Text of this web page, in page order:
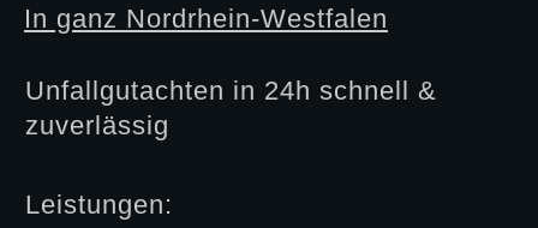
In ganz Nordrhein-Westfalen
Unfallgutachten in 24h schnell &
zuverlässig
Leistungen: